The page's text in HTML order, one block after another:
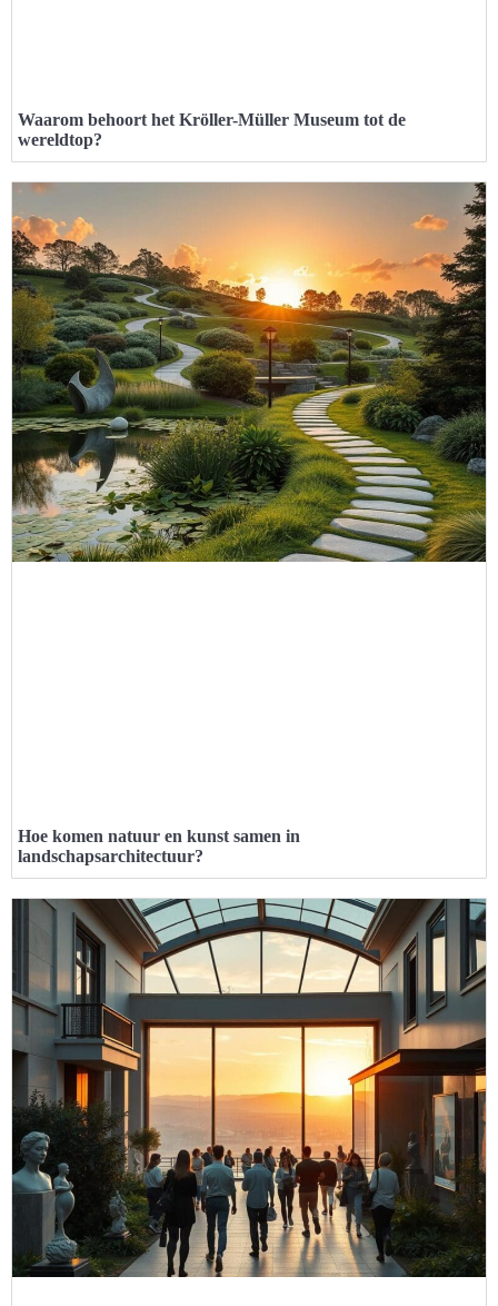
Waarom behoort het Kröller-Müller Museum tot de
wereldtop?
Hoe komen natuur en kunst samen in
landschapsarchitectuur?